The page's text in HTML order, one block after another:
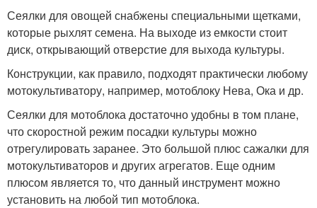
Сеялки для овощей снабжены специальными щетками,
которые рыхлят семена. На выходе из емкости стоит
диск, открывающий отверстие для выхода культуры.
Конструкции, как правило, подходят практически любому
мотокультиватору, например, мотоблоку Нева, Ока и др.
Сеялки для мотоблока достаточно удобны в том плане,
что скоростной режим посадки культуры можно
отрегулировать заранее. Это большой плюс сажалки для
мотокультиваторов и других агрегатов. Еще одним
плюсом является то, что данный инструмент можно
установить на любой тип мотоблока.